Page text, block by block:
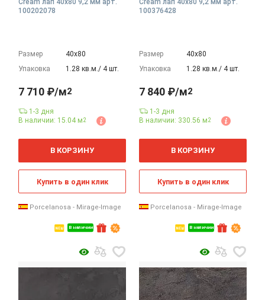
Cream лап 40x80 9,2 мм арт.
100202078
Размер
40х80
Упаковка
1.28 кв.м./ 4 шт.
В наличии
7 710 ₽/м2
1-3 дня
В наличии: 15.04 м2
м
В КОРЗИНУ
Купить в один клик
Porcelanosa - Mirage-Image
Cream лап 40x80 9,2 мм арт.
100376428
Размер
40х80
Упаковка
1.28 кв.м./ 4 шт.
В наличии
7 840 ₽/м2
1-3 дня
В наличии: 330.56 м2
м
В КОРЗИНУ
Купить в один клик
Porcelanosa - Mirage-Image